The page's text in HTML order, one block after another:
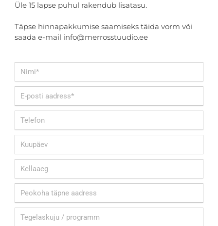
Üle 15 lapse puhul rakendub lisatasu.
Täpse hinnapakkumise saamiseks täida vorm või
saada e-mail info@merrosstuudio.ee